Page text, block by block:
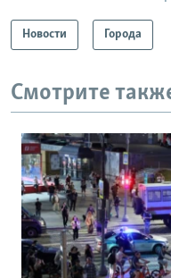
Новости Города
Смотрите